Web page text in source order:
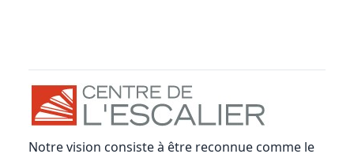
Notre vision consiste à être reconnue comme le